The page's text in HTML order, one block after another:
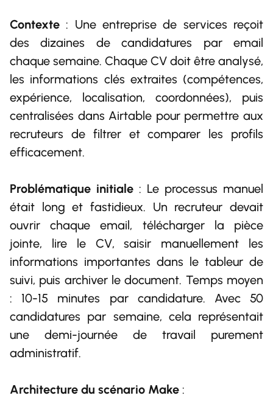
Contexte : Une entreprise de services reçoit
des dizaines de candidatures par email
chaque semaine. Chaque CV doit être analysé,
les informations clés extraites (compétences,
expérience, localisation, coordonnées), puis
centralisées dans Airtable pour permettre aux
recruteurs de filtrer et comparer les profils
efficacement.
Problématique initiale : Le processus manuel
était long et fastidieux. Un recruteur devait
ouvrir chaque email, télécharger la pièce
jointe, lire le CV, saisir manuellement les
informations importantes dans le tableur de
suivi, puis archiver le document. Temps moyen
: 10-15 minutes par candidature. Avec 50
candidatures par semaine, cela représentait
une demi-journée de travail purement
administratif.
Architecture du scénario Make :